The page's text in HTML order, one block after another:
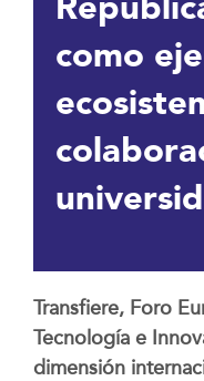
como
Transfiere, Foro
Tecnología e
dimensión